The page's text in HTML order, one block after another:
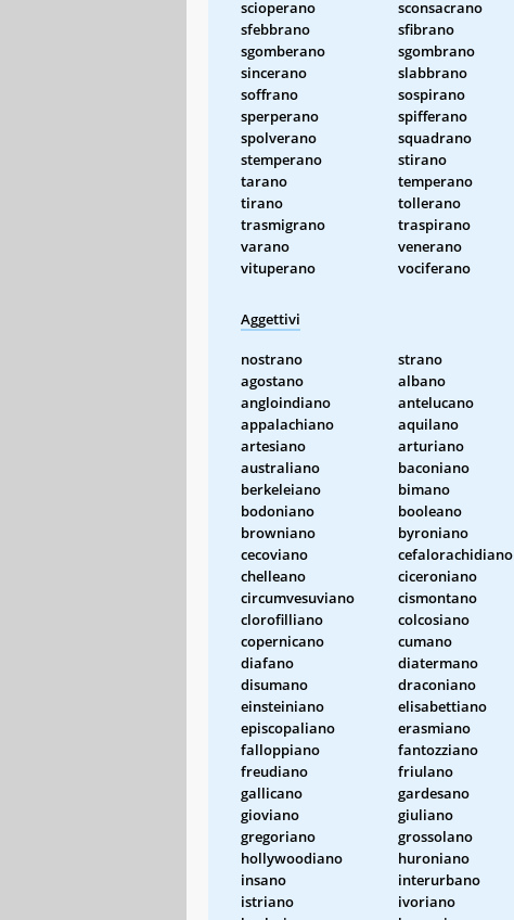
scioperano
sconsacrano
sfebbrano
sfibrano
sgomberano
sgombrano
sincerano
slabbrano
soffrano
sospirano
sperperano
spifferano
spolverano
squadrano
stemperano
stirano
tarano
temperano
tirano
tollerano
trasmigrano
traspirano
varano
venerano
vituperano
vociferano
Aggettivi
nostrano strano
agostano
albano
angloindiano
antelucano
appalachiano
aquilano
artesiano
arturiano
australiano
baconiano
berkeleiano
bimano
bodoniano
booleano
browniano
byroniano
cecoviano
cefalorachidiano
chelleano
ciceroniano
circumvesuviano
cismontano
clorofilliano
colcosiano
copernicano
cumano
diafano
diatermano
disumano
draconiano
einsteiniano
elisabettiano
episcopaliano
erasmiano
falloppiano
fantozziano
freudiano
friulano
gallicano
gardesano
gioviano
giuliano
gregoriano
grossolano
hollywoodiano
huroniano
insano
interurbano
istriano
ivoriano